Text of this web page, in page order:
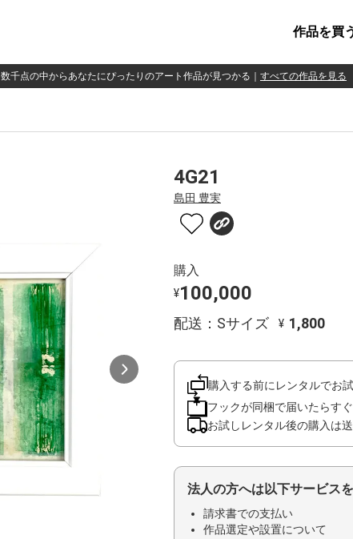
作品を買
数千点の中からあなたにぴったりのアート作品が見つかる すべての作品を見る
4G21
島田 豊実
購入
¥100,000
配送：Sサイズ ¥ 1,800
購入する前にレンタルでお
フックが同梱で届いたらす
お試しレンタル後の購入は
法人の方へは以下サービス
請求書での支払い
作品選定や設置について